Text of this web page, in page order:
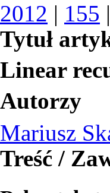
2012 | 155 |
Tytuł
Linear
Autorzy
Mariusz
Treść /